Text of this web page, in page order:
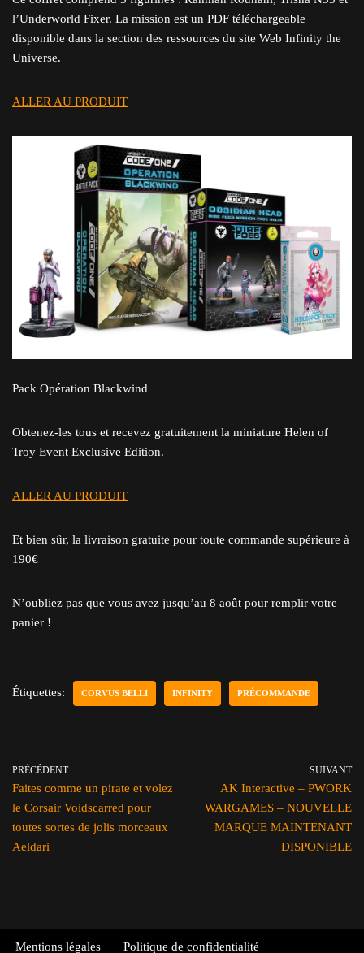
l’Underworld Fixer. La mission est un PDF téléchargeable
disponible dans la section des ressources du site Web Infinity the
Universe.
ALLER AU PRODUIT
Pack Opération Blackwind
Obtenez-les tous et recevez gratuitement la miniature Helen of
Troy Event Exclusive Edition.
ALLER AU PRODUIT
Et bien sûr, la livraison gratuite pour toute commande supérieure à
190€
N’oubliez pas que vous avez jusqu’au 8 août pour remplir votre
panier !
Étiquettes: CORVUS BELLI INFINITY PRÉCOMMANDE
PRÉCÉDENT
Faites comme un pirate et volez
le Corsair Voidscarred pour
toutes sortes de jolis morceaux
Aeldari
SUIVANT
AK Interactive – PWORK
WARGAMES – NOUVELLE
MARQUE MAINTENANT
DISPONIBLE
Mentions légales Politique de confidentialité